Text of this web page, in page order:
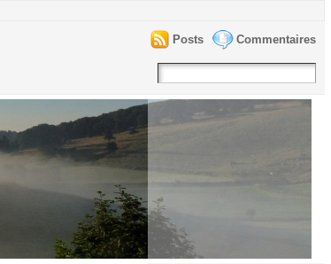
Commentaires
Posts